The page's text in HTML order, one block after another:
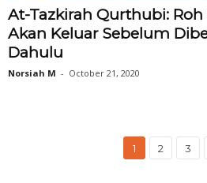
At-Tazkirah Qurthubi: Roh
Akan Keluar Sebelum
Dahulu
Norsiah M - October 21, 2020
1 2 3